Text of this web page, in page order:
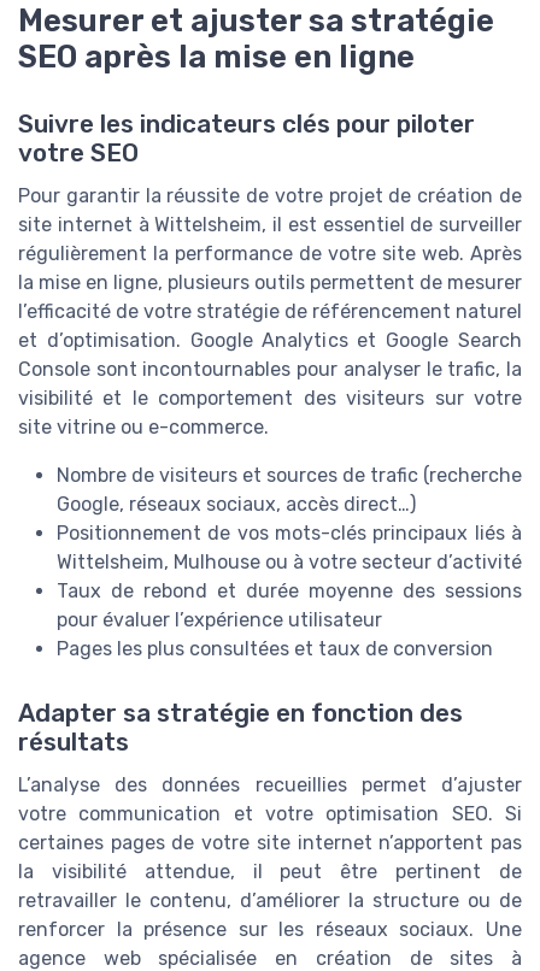
Mesurer et ajuster sa stratégie
SEO après la mise en ligne
Suivre les indicateurs clés pour piloter
votre SEO
Pour garantir la réussite de votre projet de création de
site internet à Wittelsheim, il est essentiel de surveiller
régulièrement la performance de votre site web. Après
la mise en ligne, plusieurs outils permettent de mesurer
l’efficacité de votre stratégie de référencement naturel
et d’optimisation. Google Analytics et Google Search
Console sont incontournables pour analyser le trafic, la
visibilité et le comportement des visiteurs sur votre
site vitrine ou e-commerce.
Nombre de visiteurs et sources de trafic (recherche
Google, réseaux sociaux, accès direct…)
Positionnement de vos mots-clés principaux liés à
Wittelsheim, Mulhouse ou à votre secteur d’activité
Taux de rebond et durée moyenne des sessions
pour évaluer l’expérience utilisateur
Pages les plus consultées et taux de conversion
Adapter sa stratégie en fonction des
résultats
L’analyse des données recueillies permet d’ajuster
votre communication et votre optimisation SEO. Si
certaines pages de votre site internet n’apportent pas
la visibilité attendue, il peut être pertinent de
retravailler le contenu, d’améliorer la structure ou de
renforcer la présence sur les réseaux sociaux. Une
agence web spécialisée en création de sites à